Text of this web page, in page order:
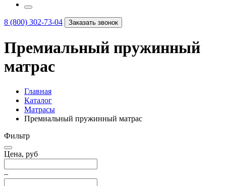
8 (800) 302-73-04 Заказать звонок
Премиальный пружинный
матрас
Главная
Каталог
Матрасы
Премиальный пружинный матрас
Фильтр
Цена, руб
–